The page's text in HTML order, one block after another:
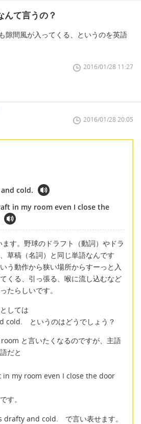
んて言うの？
隙間風が入ってくる、というのを英語
2016/01/28 11:27
2016/01/28 20:05
cold.
in my room even I close the
す。野球のドラフト（動詞）やドラ
草稿（名詞）と同じ単語なんです
う動作から狭い場所からすーっと入
くる、引っ張る、喉に流し込むなど
たらしいです。
しては
cold. というのはどうでしょう？
と言いたくなるのですが、主語
だと
my room even I close the door
す。
and cold. で言い表せます。